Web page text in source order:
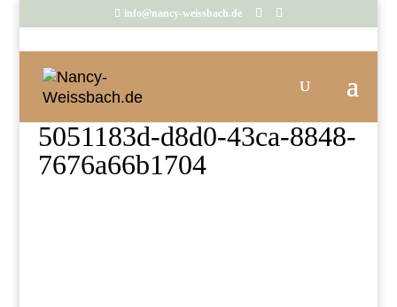
info@nancy-weissbach.de
5051183d-d8d0-43ca-8848-
7676a66b1704